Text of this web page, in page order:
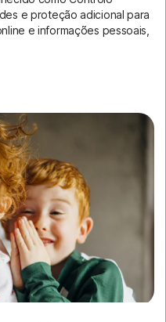
e proteção adicional para
e informações pessoais,